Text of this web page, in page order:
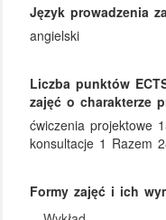
Język prowadzenia
angielski
Liczba punktów
zajęć o charakterze
ćwiczenia projektowe
konsultacje 1 Razem
Formy zajęć i ich